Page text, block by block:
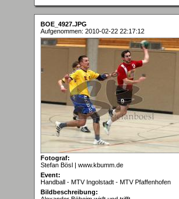
BOE_4927.JPG
Aufgenommen: 2010-02-22 22:17:12
Fotograf:
Stefan Bösl | www.kbumm.de
Event:
Handball - MTV Ingolstadt - MTV Pfaffenhofen
Bildbeschreibung: